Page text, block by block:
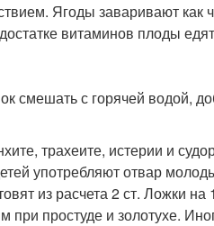
Ягоды заваривают как
витаминов плоды
смешать с горячей водой,
трахеите, истерии и
употребляют отвар
из расчета 2 ст. Ложки
простуде и золотухе.